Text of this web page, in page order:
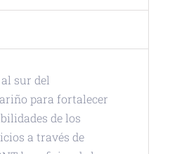
sur del
para fortalecer
de los
a través de